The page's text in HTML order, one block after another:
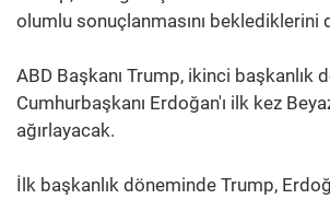
olumlu sonuçlanmasını beklediklerini
ABD Başkanı Trump, ikinci başkanlık
Cumhurbaşkanı Erdoğan'ı ilk kez
ağırlayacak.
İlk başkanlık döneminde Trump,